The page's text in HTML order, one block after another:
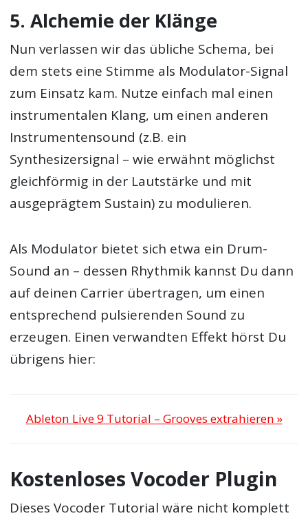
5. Alchemie der Klänge
Nun verlassen wir das übliche Schema, bei
dem stets eine Stimme als Modulator-Signal
zum Einsatz kam. Nutze einfach mal einen
instrumentalen Klang, um einen anderen
Instrumentensound (z.B. ein
Synthesizersignal – wie erwähnt möglichst
gleichförmig in der Lautstärke und mit
ausgeprägtem Sustain) zu modulieren.
Als Modulator bietet sich etwa ein Drum-
Sound an – dessen Rhythmik kannst Du dann
auf deinen Carrier übertragen, um einen
entsprechend pulsierenden Sound zu
erzeugen. Einen verwandten Effekt hörst Du
übrigens hier:
Ableton Live 9 Tutorial – Grooves extrahieren »
Kostenloses Vocoder Plugin
Dieses Vocoder Tutorial wäre nicht komplett